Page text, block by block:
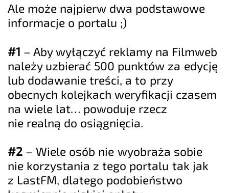
Ale może najpierw dwa podstawowe
informacje o portalu ;)
#1 – Aby wyłączyć reklamy na Filmweb
należy uzbierać 500 punktów za edycję
lub dodawanie treści, a to przy
obecnych kolejkach weryfikacji czasem
na wiele lat… powoduje rzecz
nie realną do osiągnięcia.
#2 – Wiele osób nie wyobraża sobie
nie korzystania z tego portalu tak jak
z LastFM, dlatego podobieństwo